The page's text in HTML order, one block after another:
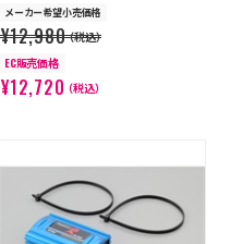
メーカー希望小売価格
¥12,980（税込）
EC販売価格
¥12,720（税込）